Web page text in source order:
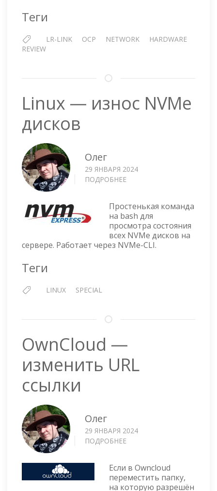
Теги
LR-LINK OCP NETWORK
HARDWARE
REVIEW
Linux — износ NVMe
дисков
Олег
29 ЯНВАРЯ 2024
ПОДРОБНЕЕ
ИЗНОС
NVME
ДИСКОВ
Простенькая команда
на bash для
просмотра состояния
всех NVMe дисков на
сервере. Работает через NVMe-CLI.
Теги
LINUX SPECIAL
OwnCloud —
изменить URL
ссылки
Олег
29 ЯНВАРЯ 2024
ПОДРОБНЕЕ
ИЗМЕНИТЬ
URL
Если в Owncloud
переместить папку,
на которую разрешён